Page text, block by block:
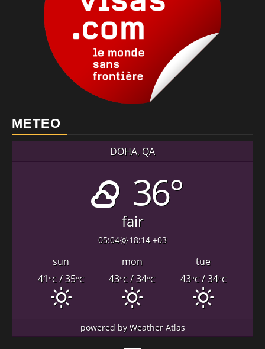
METEO
DOHA, QA
36°
fair
05:04 18:14 +03
sun mon
tue
41°C/ 35°C 43°C/ 34°C 43°C/ 34°C
powered byWeather Atlas